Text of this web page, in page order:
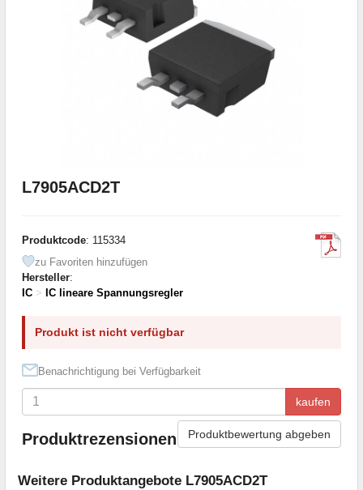
L7905ACD2T
Produktcode: 115334
zu Favoriten hinzufügen
Hersteller:
IC > IC lineare Spannungsregler
Produkt ist nicht verfügbar
Benachrichtigung bei Verfügbarkeit
kaufen
Produktrezensionen Produktbewertung abgeben
Weitere Produktangebote L7905ACD2T